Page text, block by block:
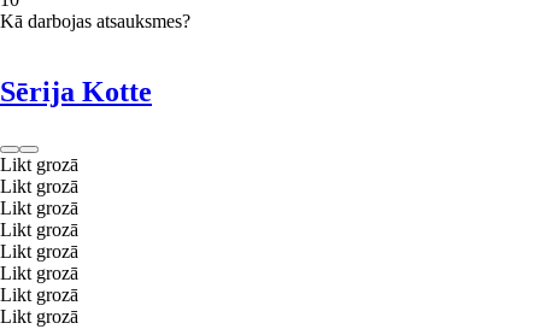
Kā darbojas atsauksmes?
Sērija Kotte
Likt grozā
Likt grozā
Likt grozā
Likt grozā
Likt grozā
Likt grozā
Likt grozā
Likt grozā